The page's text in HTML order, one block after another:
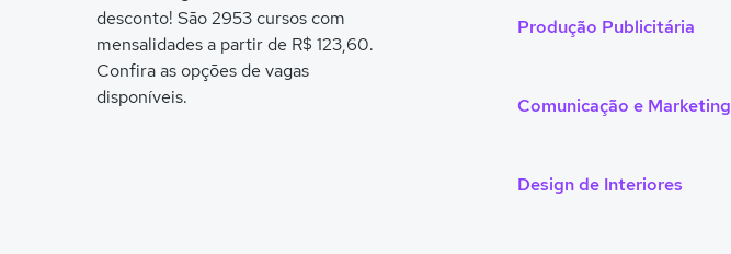
desconto! São 2953 cursos com
mensalidades a partir de R$ 123,60.
Confira as opções de vagas
disponíveis.
Produção Publicitária
Comunicação e Marketing
Design de Interiores